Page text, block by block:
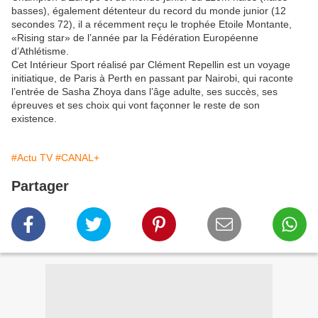
basses), également détenteur du record du monde junior (12
secondes 72), il a récemment reçu le trophée Etoile Montante,
«Rising star» de l’année par la Fédération Européenne
d’Athlétisme.
Cet Intérieur Sport réalisé par Clément Repellin est un voyage
initiatique, de Paris à Perth en passant par Nairobi, qui raconte
l’entrée de Sasha Zhoya dans l’âge adulte, ses succès, ses
épreuves et ses choix qui vont façonner le reste de son
existence.
#Actu TV #CANAL+
Partager